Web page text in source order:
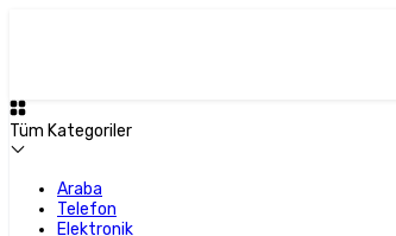
Tüm Kategoriler
Araba
Telefon
Elektronik